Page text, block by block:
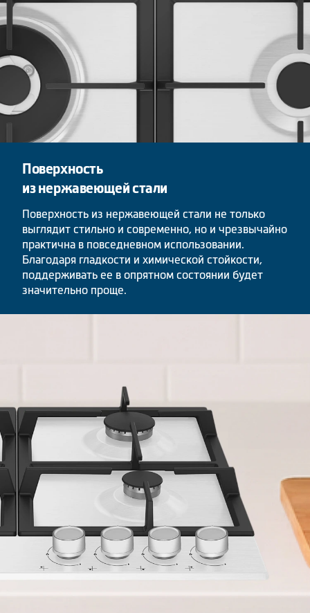
Поверхность
из нержавеющей стали
Поверхность из нержавеющей стали не только
выглядит стильно и современно, но и чрезвычайно
практична в повседневном использовании.
Благодаря гладкости и химической стойкости,
поддерживать ее в опрятном состоянии будет
значительно проще.